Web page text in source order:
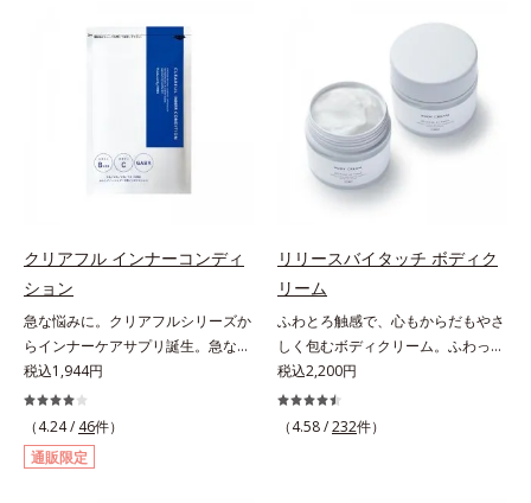
クリアフル インナーコンディ
ション
急な悩みに。クリアフルシリーズか
らインナーケアサプリ誕生。急な悩
みに。ケアに行き詰まったすべての
女性に送る、「クリアフルシリー
ズ」のオールインワンサプリメント
です。ビタミンB1とB2を配合。ビ
タミンB6とビタミンCは、タイムリ
税込1,944円
（4.24 / 46件）
通販限定
リリースバイタッチ ボディク
リーム
ふわとろ触感で、心もからだもやさ
しく包むボディクリーム。ふわっと
軽やかで、ぽよっと弾むユニーク触
感。なじませると摩擦と皮膚温でほ
どけるボディクリームです。うっと
税込2,200円
（4.58 /232件）